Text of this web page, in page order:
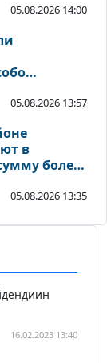
05.08.2026 14:00
05.08.2026 13:57
в
более
05.08.2026 13:35
16.02.2023 13:40